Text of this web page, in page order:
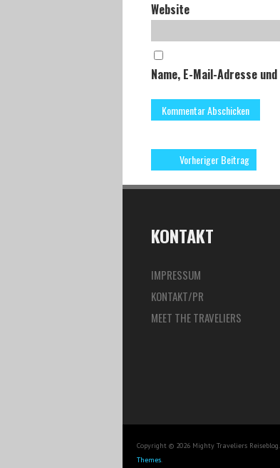
Website
Name, E-Mail-Adresse
Vorheriger Beitrag
KONTAKT
IMPRESSUM
KONTAKT/PR
MEET THE TRAVELIERS
Copyright © 2026 Mighty Traveliers
Themes.